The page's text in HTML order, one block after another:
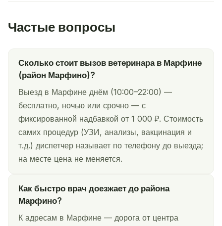
Частые вопросы
Сколько стоит вызов ветеринара в Марфине
(район Марфино)?
Выезд в Марфине днём (10:00–22:00) —
бесплатно, ночью или срочно — с
фиксированной надбавкой от 1 000 ₽. Стоимость
самих процедур (УЗИ, анализы, вакцинация и
т.д.) диспетчер называет по телефону до выезда;
на месте цена не меняется.
Как быстро врач доезжает до района
Марфино?
К адресам в Марфине — дорога от центра